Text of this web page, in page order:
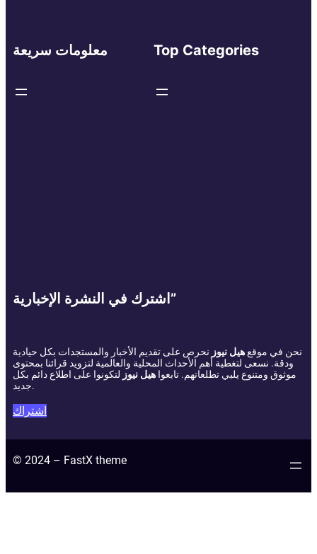
معلومات سريعة Top Categories
اشترك في النشرة الإخبارية”
نحن في موقع هيل نيوز نحرص على تقديم الأخبار والمستجدات بكل حيادية
ودقة. نسعى لتغطية أهم الأحداث المحلية والعالمية لتزويد قرائنا بمحتوى
موثوق ومتنوع يلبي تطلعاتهم. تابعوا هيل نيوز لتكونوا على اطلاع دائم بكل
جديد.
اشتراك
© 2024 – FastX theme